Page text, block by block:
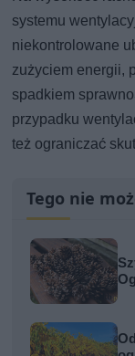
systemu
niekontrolowane
zużyciem energii,
spadkiem
przypadku
też ograniczać
Tego nie